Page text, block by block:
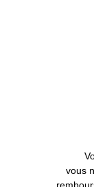
vous